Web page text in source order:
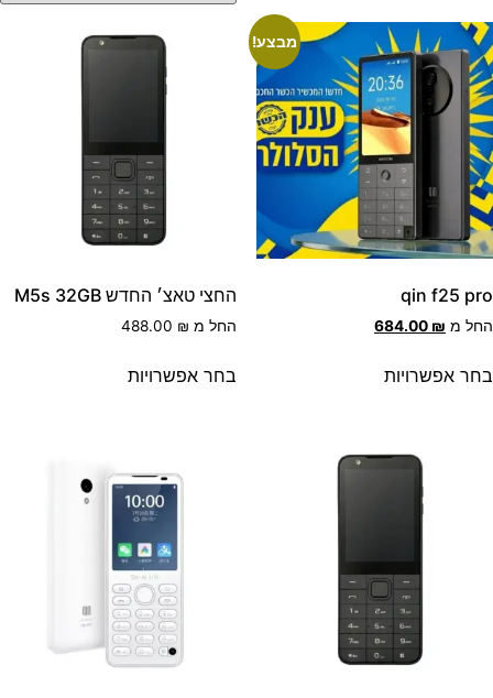
מבצע!
qin f25
מ 684.00₪
אפשרויות
החצי טאצ׳ החדש M5s 32GB
החל מ 488.00₪
בחר אפשרויות